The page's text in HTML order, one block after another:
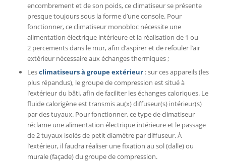
encombrement et de son poids, ce climatiseur se présente
presque toujours sous la forme d’une console. Pour
fonctionner, ce climatiseur monobloc nécessite une
alimentation électrique intérieure et la réalisation de 1 ou
2 percements dans le mur, afin d’aspirer et de refouler l’air
extérieur nécessaire aux échanges thermiques ;
Lesclimatiseurs à groupe extérieur: sur ces appareils (les
plus répandus), le groupe de compression est situé à
l’extérieur du bâti, afin de faciliter les échanges caloriques. Le
fluide calorigène est transmis au(x) diffuseur(s) intérieur(s)
par des tuyaux. Pour fonctionner, ce type de climatiseur
réclame une alimentation électrique intérieure et le passage
de 2 tuyaux isolés de petit diamètre par diffuseur. À
l’extérieur, il faudra réaliser une fixation au sol (dalle) ou
murale (façade) du groupe de compression.